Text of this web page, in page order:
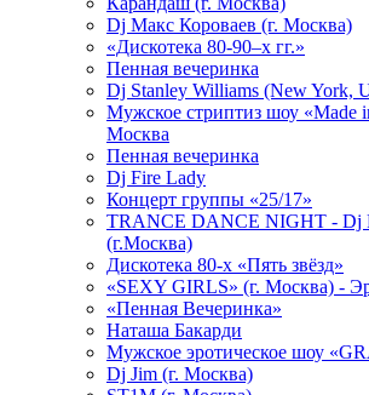
Dj Макс Короваев (г. Москва)
«Дискотека 80-90–х гг.»
Пенная вечеринка
Dj Stanley Williams (New York,
Мужское стриптиз шоу «Made
Москва
Пенная вечеринка
Dj Fire Lady
Концерт группы «25/17»
TRANCE DANCE NIGHT - Dj
(г.Москва)
Дискотека 80-х «Пять звёзд»
«SEXY GIRLS» (г. Москва) -
«Пенная Вечеринка»
Hаташа Бакарди
Мужское эротическое шоу
Dj Jim (г. Москва)